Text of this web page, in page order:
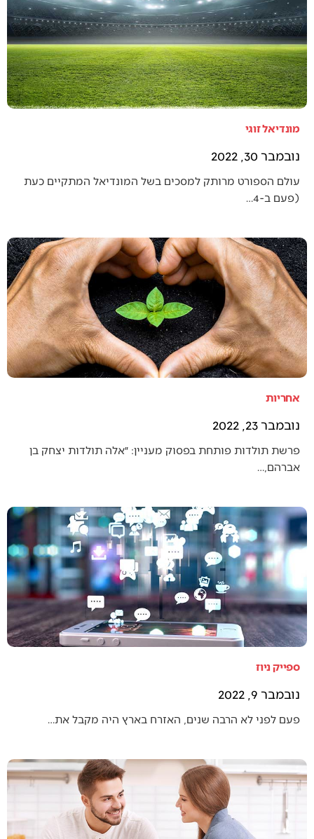
מונדיאל זוגי
נובמבר 30, 2022
עולם הספורט מרותק למסכים בשל המונדיאל המתקיים כעת
(פעם ב-4…
אחריות
נובמבר 23, 2022
פרשת תולדות פותחת בפסוק מעניין: ״אלה תולדות יצחק בן
אברהם,…
ספייק ניוז
נובמבר 9, 2022
פעם לפני לא הרבה שנים, האזרח בארץ היה מקבל את…